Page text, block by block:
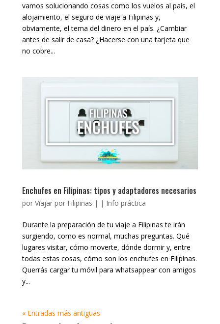
vamos solucionando cosas como los vuelos al país, el
alojamiento, el seguro de viaje a Filipinas y,
obviamente, el tema del dinero en el país. ¿Cambiar
antes de salir de casa? ¿Hacerse con una tarjeta que
no cobre...
Enchufes en Filipinas: tipos y adaptadores necesarios
por Viajar por Filipinas | | Info práctica
Durante la preparación de tu viaje a Filipinas te irán
surgiendo, como es normal, muchas preguntas. Qué
lugares visitar, cómo moverte, dónde dormir y, entre
todas estas cosas, cómo son los enchufes en Filipinas.
Querrás cargar tu móvil para whatsappear con amigos
y...
« Entradas más antiguas